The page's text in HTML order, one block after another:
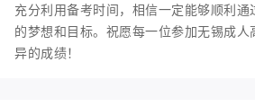
充分利用备考时间，相信一定能够顺利
的梦想和目标。祝愿每一位参加无锡成
异的成绩！